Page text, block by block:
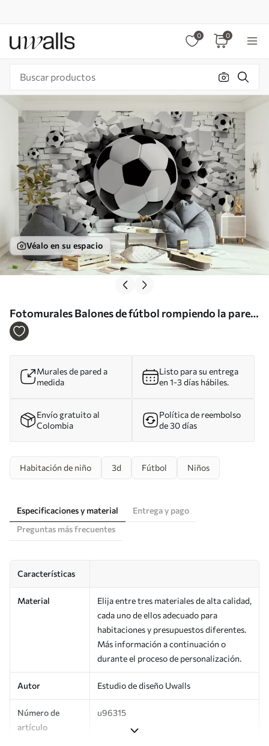
0 0
Véalo en su espacio
Fotomurales Balones de fútbol rompiendo la pared
Nr. u96315
Murales de pared a
medida
Listo para su entrega
en 1-3 días hábiles.
Envío gratuito al
Colombia
Política de reembolso
de 30 días
Habitación de niño 3d Fútbol Niños
Especificaciones y material
Entrega y pago
Preguntas más frecuentes
Características
Material
Elija entre tres materiales de alta calidad,
cada uno de ellos adecuado para
habitaciones y presupuestos diferentes.
Más información a continuación o
durante el proceso de personalización.
Autor Estudio de diseño Uwalls
Número de
artículo
u96315